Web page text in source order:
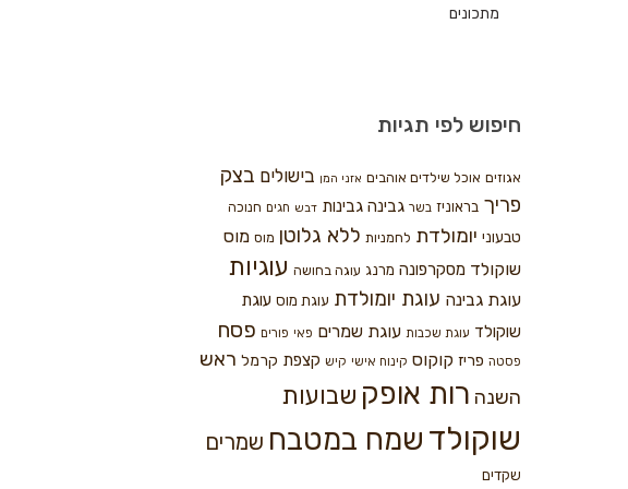
מתכונים
חיפוש לפי תגיות
אגוזים אוכל שילדים אוהבים אזני המן בישולים בצק
פריך בראוניז בשר גבינה גבינות דבש חגים חנוכה
טבעוני יומולדת לחמניות ללא גלוטן מוס מוס
שוקולד מסקרפונה מרנג עוגה בחושה עוגיות
עוגת גבינה עוגת יומולדת עוגת מוס עוגת
שוקולד עוגת שכבות עוגת שמרים פאי פורים פסח
פסטה פריז קוקוס קינוח אישי קיש קצפת קרמל ראש
השנה רות אופק שבועות
שוקולד שמח במטבח שמרים
שקדים